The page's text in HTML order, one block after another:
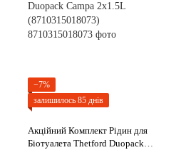
−7%
залишилось 85 днів
Акційний Комплект Рідин для
Біотуалета Thetford Duopack